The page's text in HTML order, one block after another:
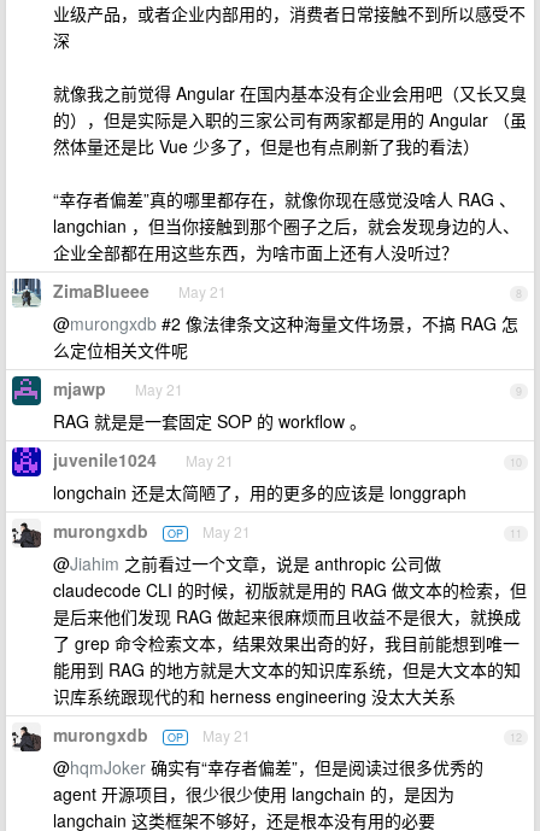
业级产品，或者企业内部用的，消费者日常接触不到所以感受不
深
就像我之前觉得 Angular 在国内基本没有企业会用吧（又长又臭
的），但是实际是入职的三家公司有两家都是用的 Angular （虽
然体量还是比 Vue 少多了，但是也有点刷新了我的看法）
“幸存者偏差”真的哪里都存在，就像你现在感觉没啥人 RAG 、
langchian ，但当你接触到那个圈子之后，就会发现身边的人、
企业全部都在用这些东西，为啥市面上还有人没听过？
8
ZimaBlueee May 21
@murongxdb #2 像法律条文这种海量文件场景，不搞 RAG 怎
么定位相关文件呢
9
mjawp May 21
RAG 就是是一套固定 SOP 的 workflow 。
10
juvenile1024 May 21
longchain 还是太简陋了，用的更多的应该是 longgraph
11
murongxdb OP May 21
@Jiahim 之前看过一个文章，说是 anthropic 公司做
claudecode CLI 的时候，初版就是用的 RAG 做文本的检索，但
是后来他们发现 RAG 做起来很麻烦而且收益不是很大，就换成
了 grep 命令检索文本，结果效果出奇的好，我目前能想到唯一
能用到 RAG 的地方就是大文本的知识库系统，但是大文本的知
识库系统跟现代的和 herness engineering 没太大关系
12
murongxdb OP May 21
@hqmJoker 确实有“幸存者偏差”，但是阅读过很多优秀的
agent 开源项目，很少很少使用 langchain 的，是因为
langchain 这类框架不够好，还是根本没有用的必要